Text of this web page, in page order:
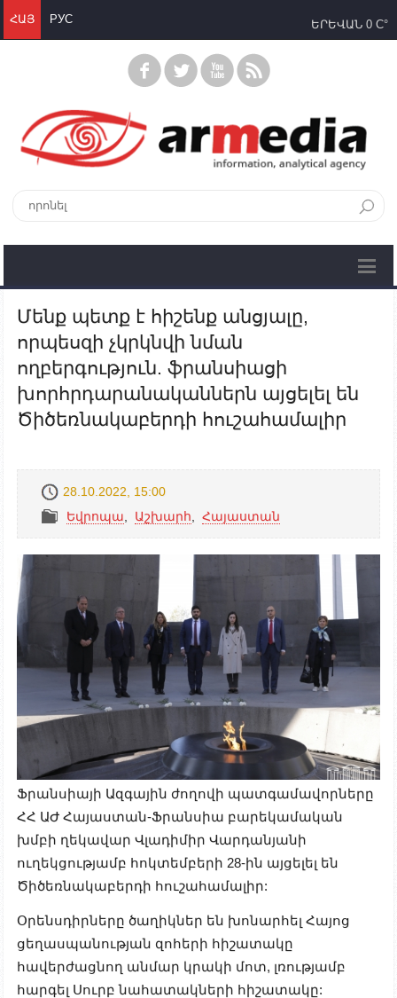
ՀԱՅ РУС ԵՐԵՎԱՆ 0 C°
Մենք պետք է հիշենք անցյալը,
որպեսզի չկրկնվի նման
ողբերգություն. ֆրանսիացի
խորհրդարանականներն այցելել են
Ծիծեռնակաբերդի հուշահամալիր
28.10.2022, 15:00
Եվրոպա
Աշխարհ Հայաստան
Ֆրանսիայի Ազգային ժողովի պատգամավորները
ՀՀ ԱԺ Հայաստան-Ֆրանսիա բարեկամական
խմբի ղեկավար Վլադիմիր Վարդանյանի
ուղեկցությամբ հոկտեմբերի 28-ին այցելել են
Ծիծեռնակաբերդի հուշահամալիր:
Օրենսդիրները ծաղիկներ են խոնարհել Հայոց
ցեղասպանության զոհերի հիշատակը
հավերժացնող անմար կրակի մոտ, լռությամբ
հարգել Սուրբ նահատակների հիշատակը: